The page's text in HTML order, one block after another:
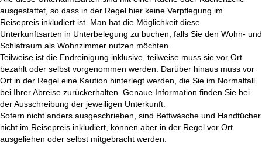
ausgestattet, so dass in der Regel hier keine Verpflegung im
Reisepreis inkludiert ist. Man hat die Möglichkeit diese
Unterkunftsarten in Unterbelegung zu buchen, falls Sie den Wohn- und
Schlafraum als Wohnzimmer nutzen möchten.
Teilweise ist die Endreinigung inklusive, teilweise muss sie vor Ort
bezahlt oder selbst vorgenommen werden. Darüber hinaus muss vor
Ort in der Regel eine Kaution hinterlegt werden, die Sie im Normalfall
bei Ihrer Abreise zurückerhalten. Genaue Information finden Sie bei
der Ausschreibung der jeweiligen Unterkunft.
Sofern nicht anders ausgeschrieben, sind Bettwäsche und Handtücher
nicht im Reisepreis inkludiert, können aber in der Regel vor Ort
ausgeliehen oder selbst mitgebracht werden.